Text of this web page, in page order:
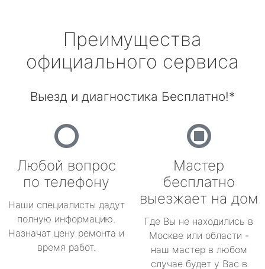
Преимущества
официального сервиса
Выезд и диагностика Бесплатно!*
Любой вопрос
по телефону
Наши специалисты дадут
полную информацию.
Назначат цену ремонта и
время работ.
Мастер
бесплатно
выезжает на дом
Где Вы не находились в
Москве или области -
наш мастер в любом
случае будет у Вас в